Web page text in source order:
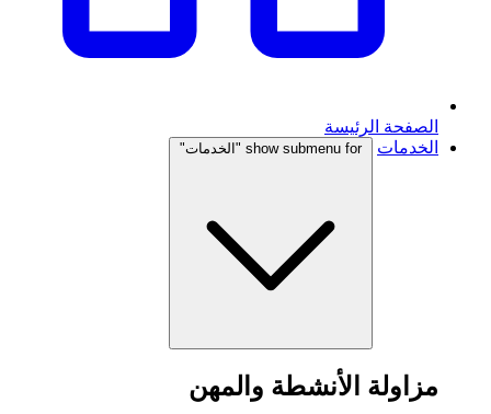
الصفحة الرئيسة
الخدمات
show submenu for "الخدمات"
مزاولة الأنشطة والمهن